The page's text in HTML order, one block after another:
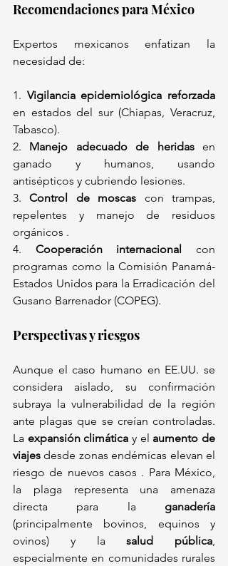
Recomendaciones para México
Expertos mexicanos enfatizan la
necesidad de:
1. Vigilancia epidemiológica reforzada
en estados del sur (Chiapas, Veracruz,
Tabasco).
2. Manejo adecuado de heridas en
ganado y humanos, usando
antisépticos y cubriendo lesiones.
3. Control de moscas con trampas,
repelentes y manejo de residuos
orgánicos .
4. Cooperación internacional
con
programas como la Comisión Panamá-
Estados Unidos para la Erradicación del
Gusano Barrenador (COPEG).
Perspectivas y riesgos
Aunque el caso humano en EE.UU. se
considera aislado, su confirmación
subraya la vulnerabilidad de la región
ante plagas que se creían controladas.
La expansión climática y el aumento de
viajes desde zonas endémicas elevan el
riesgo de nuevos casos . Para México,
la plaga representa una amenaza
directa para la ganadería
(principalmente bovinos, equinos y
ovinos) y la salud pública,
especialmente en comunidades rurales